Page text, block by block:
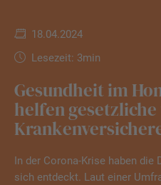
18.04.2024
Lesezeit: 3min
Gesundheit im
helfen
In der Corona-Krise haben
sich entdeckt. Laut einer